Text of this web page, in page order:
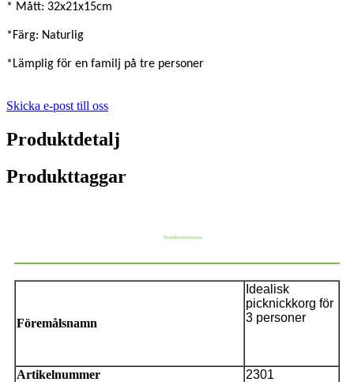
* Mått: 32x21x15cm
*Färg: Naturlig
*Lämplig för en familj på tre personer
Skicka e-post till oss
Produktdetalj
Produkttaggar
Produktinformation
Föremålsnamn
Idealisk
picknickkorg för
3 personer
Artikelnummer
2301